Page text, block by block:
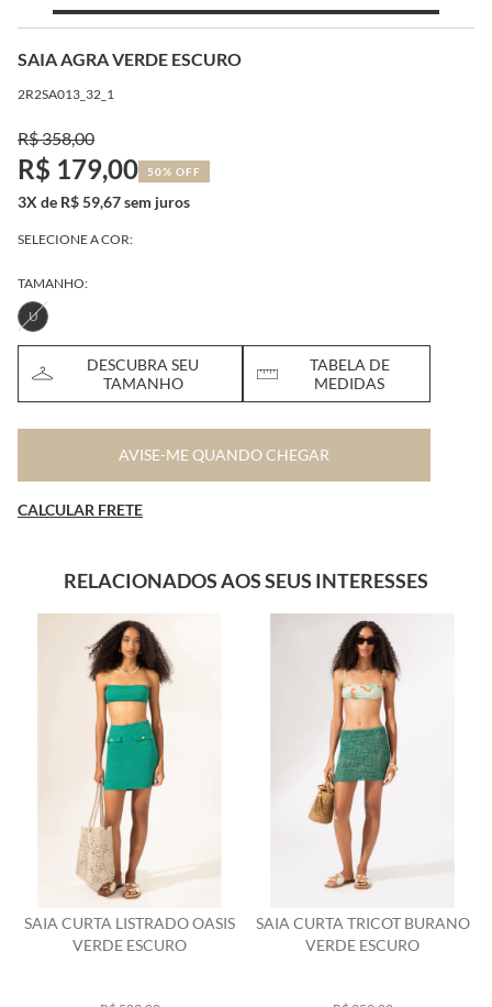
SAIA AGRA VERDE ESCURO
2R2SA013_32_1
R$ 358,00
R$ 179,00 50% OFF
3X de R$ 59,67 sem juros
SELECIONE A COR:
TAMANHO:
U
DESCUBRA SEU
TAMANHO
TABELA DE
MEDIDAS
AVISE-ME QUANDO CHEGAR
CALCULAR FRETE
RELACIONADOS AOS SEUS INTERESSES
SAIA CURTA LISTRADO OASIS
VERDE ESCURO
SAIA CURTA TRICOT BURANO
VERDE ESCURO